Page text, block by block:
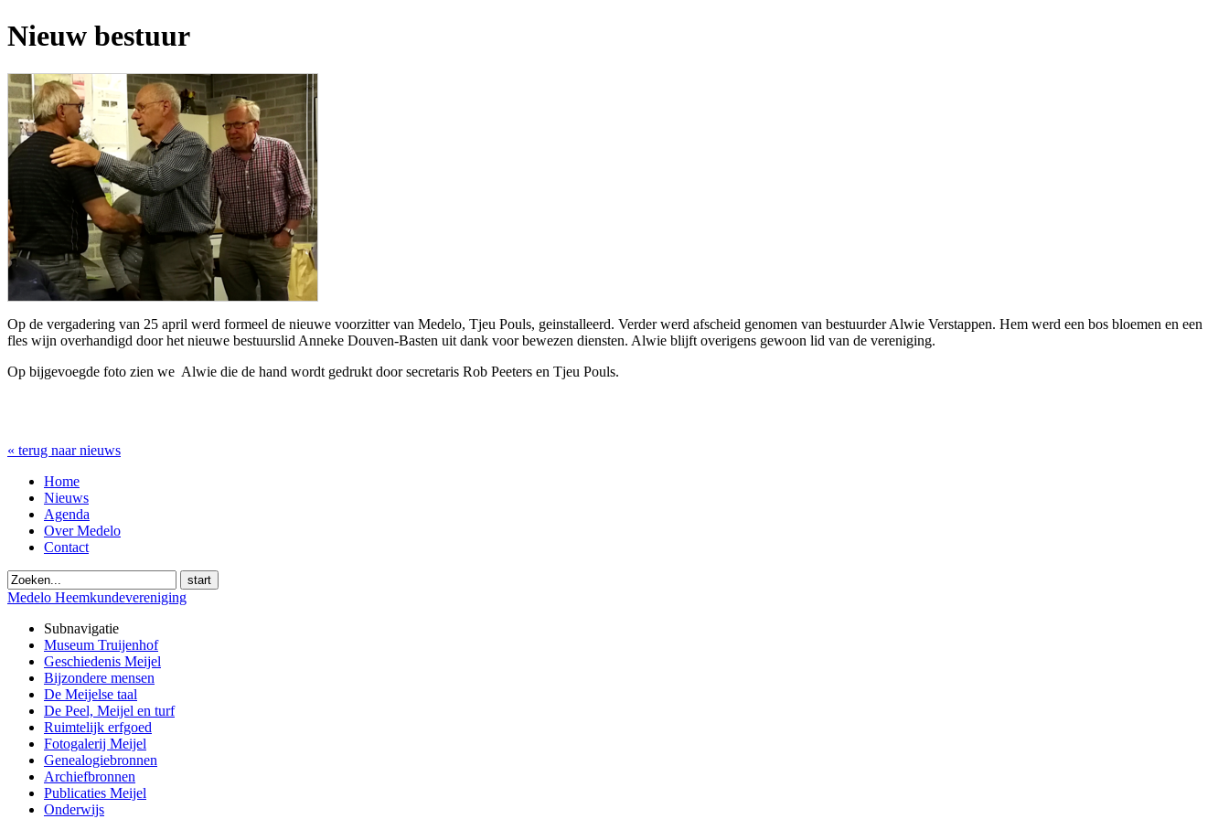
Nieuw bestuur
Op de vergadering van 25 april werd formeel de nieuwe voorzitter van Medelo, Tjeu Pouls, geinstalleerd. Verder werd afscheid genomen van bestuurder Alwie Verstappen. Hem werd een bos bloemen en een
fles wijn overhandigd door het nieuwe bestuurslid Anneke Douven-Basten uit dank voor bewezen diensten. Alwie blijft overigens gewoon lid van de vereniging.
Op bijgevoegde foto zien we Alwie die de hand wordt gedrukt door secretaris Rob Peeters en Tjeu Pouls.
« terug naar nieuws
Home
Nieuws
Agenda
Over Medelo
Contact
start
Medelo Heemkundevereniging
Subnavigatie
Museum Truijenhof
Geschiedenis Meijel
Bijzondere mensen
De Meijelse taal
De Peel, Meijel en turf
Ruimtelijk erfgoed
Fotogalerij Meijel
Genealogiebronnen
Archiefbronnen
Publicaties Meijel
Onderwijs